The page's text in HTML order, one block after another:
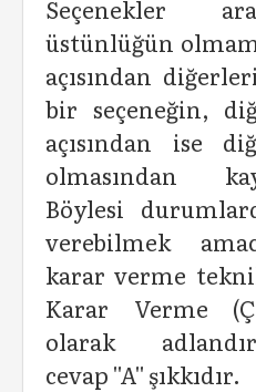
Seçenekler
üstünlüğün
açısından
bir seçeneğin,
açısından ise
olmasından
Böylesi
verebilmek
karar verme
Karar Verme
olarak
cevap ''A'' şıkkıdır.